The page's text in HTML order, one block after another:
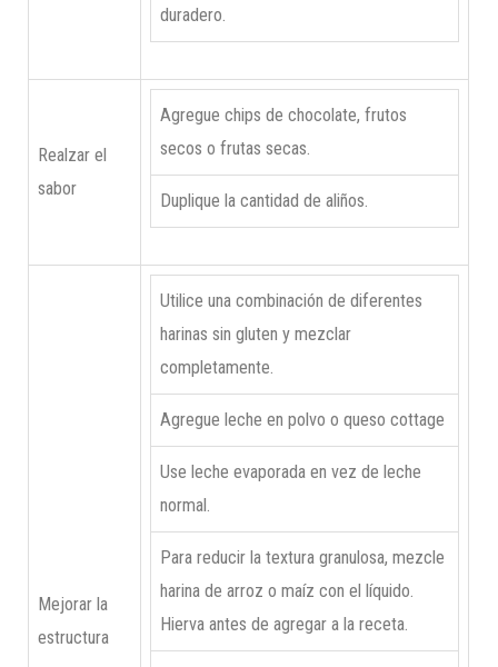
duradero.
Realzar el
sabor
Agregue chips de chocolate, frutos
secos o frutas secas.
Duplique la cantidad de aliños.
Mejorar la
estructura
Utilice una combinación de diferentes
harinas sin gluten y mezclar
completamente.
Agregue leche en polvo o queso cottage
Use leche evaporada en vez de leche
normal.
Para reducir la textura granulosa, mezcle
harina de arroz o maíz con el líquido.
Hierva antes de agregar a la receta.